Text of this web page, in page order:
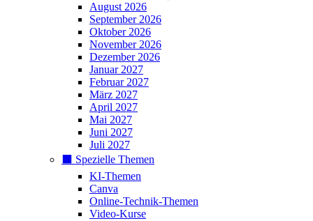
August 2026
September 2026
Oktober 2026
November 2026
Dezember 2026
Januar 2027
Februar 2027
März 2027
April 2027
Mai 2027
Juni 2027
Juli 2027
⬛️ Spezielle Themen
KI-Themen
Canva
Online-Technik-Themen
Video-Kurse